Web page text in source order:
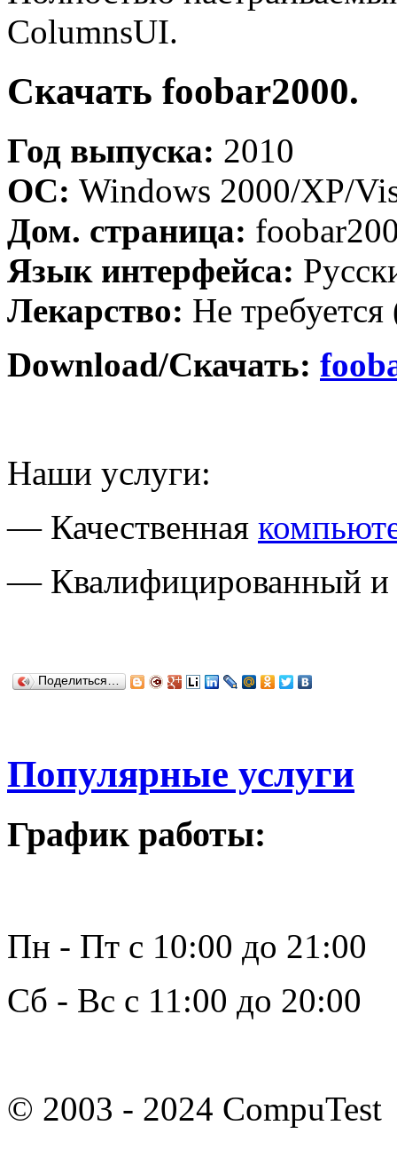
ColumnsUI.
Скачать foobar2000.
Год выпуска: 2010
ОС: Windows 2000/XP/
Дом. страница:
Язык интерфейса:
Лекарство: Не
Download/Скачать:
Наши услуги:
— Качественная
— Квалифицированный
Поделиться…
Популярные услуги
График работы:
Пн - Пт с 10:00 до 21:00
Сб - Вс с 11:00 до 20:00
© 2003 - 2024 CompuTest